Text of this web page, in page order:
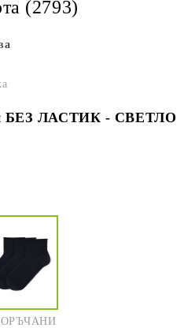
(2793)
БЕЗ ЛАСТИК - СВЕТЛО